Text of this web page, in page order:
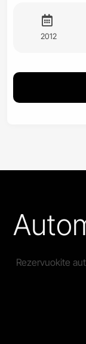
2012
Rezervuokite